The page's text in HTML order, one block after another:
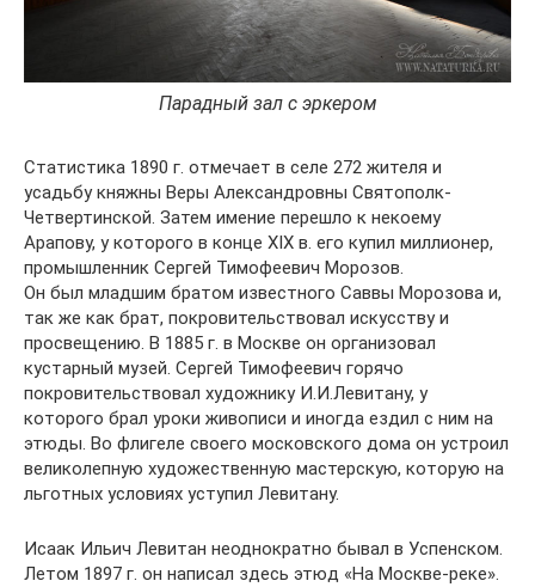
Парадный зал с эркером
Статистика 1890 г. отмечает в селе 272 жителя и
усадьбу княжны Веры Александровны Святополк-
Четвертинской. Затем имение перешло к некоему
Арапову, у которого в конце XIX в. его купил миллионер,
промышленник Сергей Тимофеевич Морозов.
Он был младшим братом известного Саввы Морозова и,
так же как брат, покровительствовал искусству и
просвещению. В 1885 г. в Москве он организовал
кустарный музей. Сергей Тимофеевич горячо
покровительствовал художнику И.И.Левитану, у
которого брал уроки живописи и иногда ездил с ним на
этюды. Во флигеле своего московского дома он устроил
великолепную художественную мастерскую, которую на
льготных условиях уступил Левитану.
Исаак Ильич Левитан неоднократно бывал в Успенском.
Летом 1897 г. он написал здесь этюд «На Москве-реке».